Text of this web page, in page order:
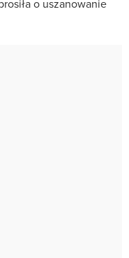
o uszanowanie